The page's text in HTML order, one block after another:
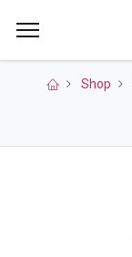
Shop